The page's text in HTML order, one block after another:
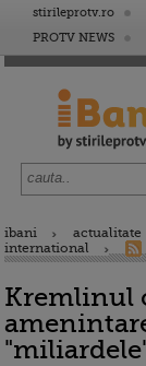
stirileprotv.ro
PROTV NEWS
ibani
actualitate
international
Kremlinul